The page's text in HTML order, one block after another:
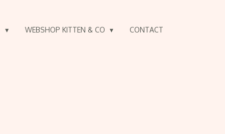
WEBSHOP KITTEN & CO CONTACT